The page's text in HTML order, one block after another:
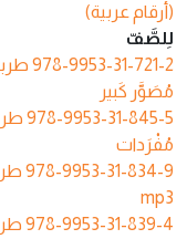
(أرقام عربية)
لِلصَّفّ
978-9953-31-721-2
مُصَوَّر كَبير
978-9953-31-845-5
مُفْرَدات
978-9953-31-834-9
mp3
978-9953-31-839-4